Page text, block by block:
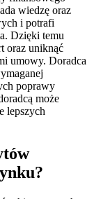
wiedzę oraz
i potrafi
Dzięki temu
oraz uniknąć
umowy. Doradca
poprawy
może
lepszych